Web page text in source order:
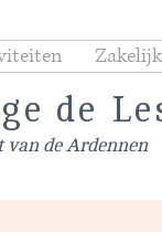
de
de Ardennen